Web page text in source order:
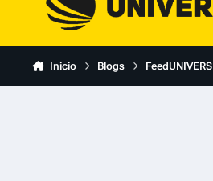
Inicio Blogs FeedUNIVERS